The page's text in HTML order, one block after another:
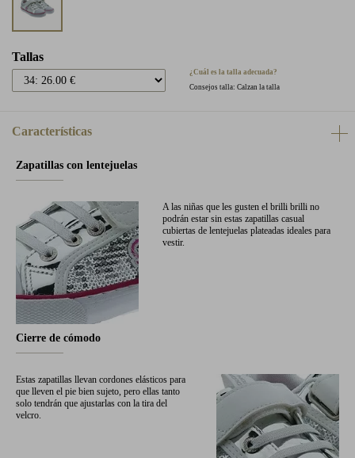
Tallas
¿Cuál es la talla adecuada?
Consejos talla: Calzan la talla
Características
Zapatillas con lentejuelas
A las niñas que les gusten el brilli brilli no
podrán estar sin estas zapatillas casual
cubiertas de lentejuelas plateadas ideales para
vestir.
Cierre de cómodo
Estas zapatillas llevan cordones elásticos para
que lleven el pie bien sujeto, pero ellas tanto
solo tendrán que ajustarlas con la tira del
velcro.